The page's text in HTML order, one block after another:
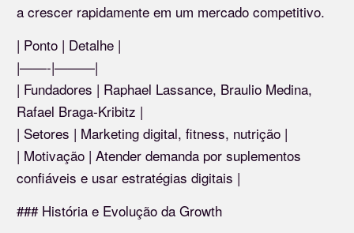
a crescer rapidamente em um mercado competitivo.
| Ponto | Detalhe |
|——-|———|
| Fundadores | Raphael Lassance, Braulio Medina,
Rafael Braga-Kribitz |
| Setores | Marketing digital, fitness, nutrição |
| Motivação | Atender demanda por suplementos
confiáveis e usar estratégias digitais |
### História e Evolução da Growth